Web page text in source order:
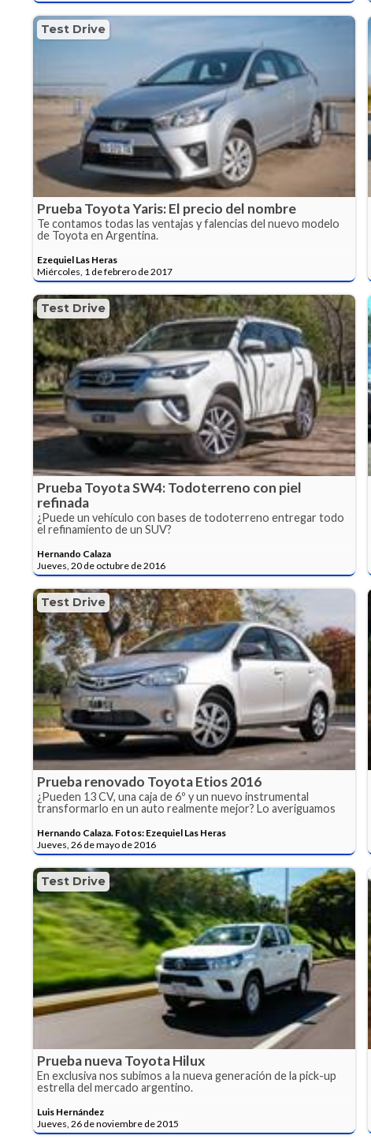
Test Drive
Prueba Toyota Yaris: El precio del nombre
Te contamos todas las ventajas y falencias del nuevo modelo
de Toyota en Argentina.
Ezequiel Las Heras
Miércoles, 1 de febrero de 2017
Test Drive
Prueba Toyota SW4: Todoterreno con piel
refinada
¿Puede un vehículo con bases de todoterreno entregar todo
el refinamiento de un SUV?
Hernando Calaza
Jueves, 20 de octubre de 2016
Test Drive
Prueba renovado Toyota Etios 2016
¿Pueden 13 CV, una caja de 6º y un nuevo instrumental
transformarlo en un auto realmente mejor? Lo averiguamos
Hernando Calaza. Fotos: Ezequiel Las Heras
Jueves, 26 de mayo de 2016
Test Drive
Prueba nueva Toyota Hilux
En exclusiva nos subimos a la nueva generación de la pick-up
estrella del mercado argentino.
Luis Hernández
Jueves, 26 de noviembre de 2015